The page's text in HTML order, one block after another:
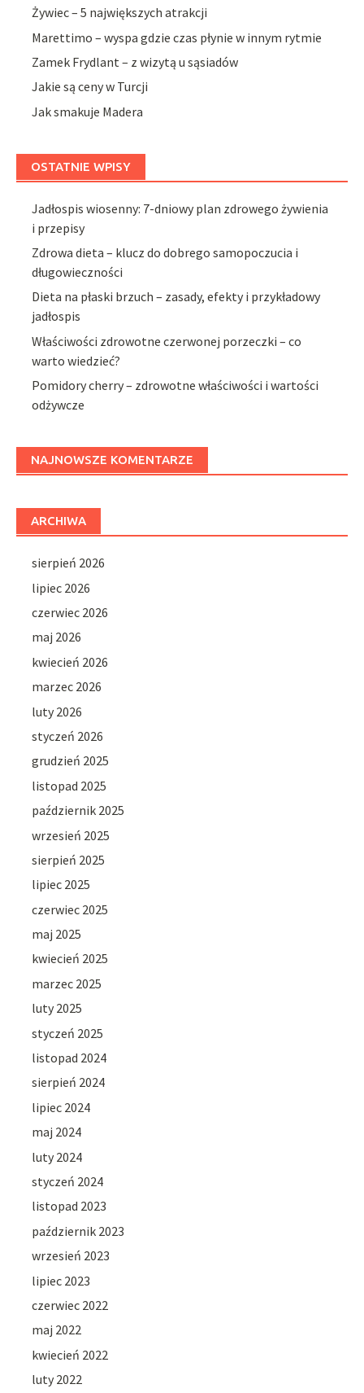
Żywiec – 5 największych atrakcji
Marettimo – wyspa gdzie czas płynie w innym rytmie
Zamek Frydlant – z wizytą u sąsiadów
Jakie są ceny w Turcji
Jak smakuje Madera
OSTATNIE WPISY
Jadłospis wiosenny: 7-dniowy plan zdrowego żywienia
i przepisy
Zdrowa dieta – klucz do dobrego samopoczucia i
długowieczności
Dieta na płaski brzuch – zasady, efekty i przykładowy
jadłospis
Właściwości zdrowotne czerwonej porzeczki – co
warto wiedzieć?
Pomidory cherry – zdrowotne właściwości i wartości
odżywcze
NAJNOWSZE KOMENTARZE
ARCHIWA
sierpień 2026
lipiec 2026
czerwiec 2026
maj 2026
kwiecień 2026
marzec 2026
luty 2026
styczeń 2026
grudzień 2025
listopad 2025
październik 2025
wrzesień 2025
sierpień 2025
lipiec 2025
czerwiec 2025
maj 2025
kwiecień 2025
marzec 2025
luty 2025
styczeń 2025
listopad 2024
sierpień 2024
lipiec 2024
maj 2024
luty 2024
styczeń 2024
listopad 2023
październik 2023
wrzesień 2023
lipiec 2023
czerwiec 2022
maj 2022
kwiecień 2022
luty 2022